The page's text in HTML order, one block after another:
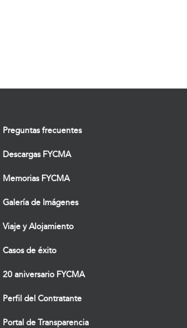
Preguntas frecuentes
Descargas FYCMA
Memorias FYCMA
Galería de Imágenes
Viaje y Alojamiento
Casos de éxito
20 aniversario FYCMA
Perfil del Contratante
Portal de Transparencia